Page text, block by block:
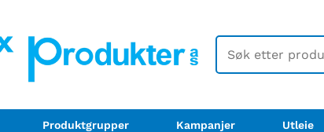
Produktgrupper Kampanjer Utleie